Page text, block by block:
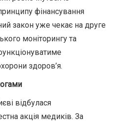
фінансування
закон уже чекає на друге
моніторингу та
здоров’я.
відбулася
акція медиків. За